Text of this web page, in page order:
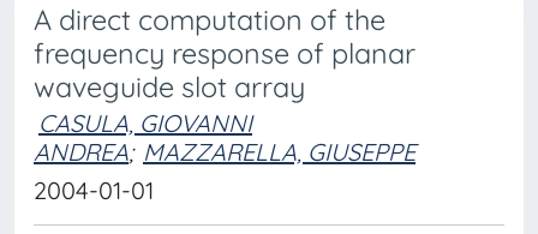
A direct computation of the
frequency response of planar
waveguide slot array
CASULA, GIOVANNI
ANDREA; MAZZARELLA, GIUSEPPE
2004-01-01